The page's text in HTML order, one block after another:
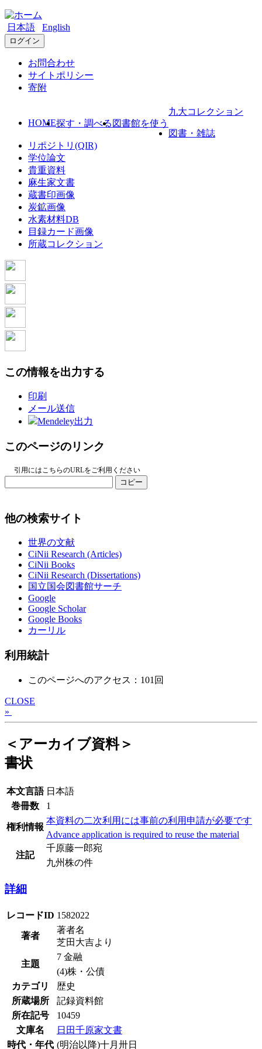
日本語 English
ログイン
お問合わせ
サイトポリシー
寄附
HOME探す・調べる 図書館を使う
九大コレクション
図書・雑誌
リポジトリ(QIR)
学位論文
貴重資料
麻生家文書
蔵書印画像
炭鉱画像
水素材料DB
目録カード画像
所蔵コレクション
この情報を出力する
印刷
メール送信
Mendeley出力
このページのリンク
引用にはこちらのURLをご利用ください
コピー
他の検索サイト
世界の文献
CiNii Research (Articles)
CiNii Books
CiNii Research (Dissertations)
国立国会図書館サーチ
Google
Google Scholar
Google Books
カーリル
利用統計
このページへのアクセス：101回
CLOSE
»
＜アーカイブ資料＞
書状
本文言語 日本語
巻冊数
1
権利情報
本資料の二次利用には事前の利用申請が必要です
Advance application is required to reuse the material
注記
千原藤一郎宛
九州株の件
詳細
レコードID 1582022
著者
著者名
芝田大吉より
主題
7 金融
(4)株・公債
カテゴリ
歴史
所蔵場所
記録資料館
所在記号
10459
文庫名
日田千原家文書
時代・年代 (明治以降)十月卅日